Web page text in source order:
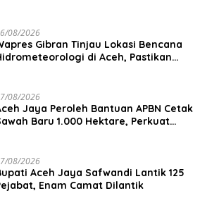
08/2026
Gibran Tinjau Lokasi Bencana
di Aceh, Pastikan
08/2026
Jaya Peroleh Bantuan APBN Cetak
Baru 1.000 Hektare, Perkuat
08/2026
Aceh Jaya Safwandi Lantik 125
Enam Camat Dilantik